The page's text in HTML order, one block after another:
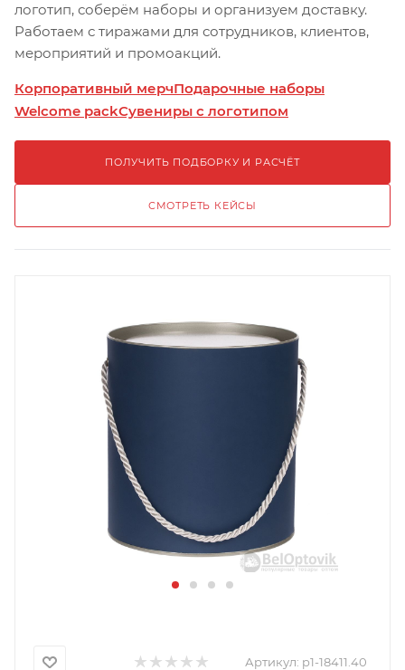
логотип, соберём наборы и организуем доставку.
Работаем с тиражами для сотрудников, клиентов,
мероприятий и промоакций.
Корпоративный мерчПодарочные наборы
Welcome packСувениры с логотипом
ПОЛУЧИТЬ ПОДБОРКУ И РАСЧЁТ
СМОТРЕТЬ КЕЙСЫ
Артикул: p1-18411.40